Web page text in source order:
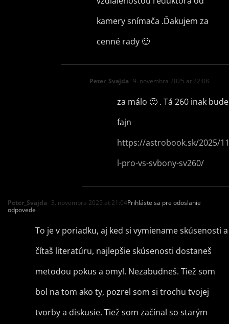
kamery snímača .Ďakujem za
cenné rady 🙂
Peter_Svajda 9. novembra 2025 at 22:08
za málo 🙂 . Tá 260 inak bude
fajn
https://astrobook.sk/2025/
l-pro-vs-svbony-sv260/
Peter_Svajda 3. novembra 2025 at 21:04Prihláste sa pre odoslanie
odpovede
To je v poriadku, aj ked si vymiename skúsenosti a
čítaš literatúru, najlepšie skúsenosti dostaneš
metodou pokus a omyl. Nezabudneš. Tiež som
bol na tom ako ty, pozrel som si trochu tvojej
tvorby a diskusie. Tiež som začínal so starým